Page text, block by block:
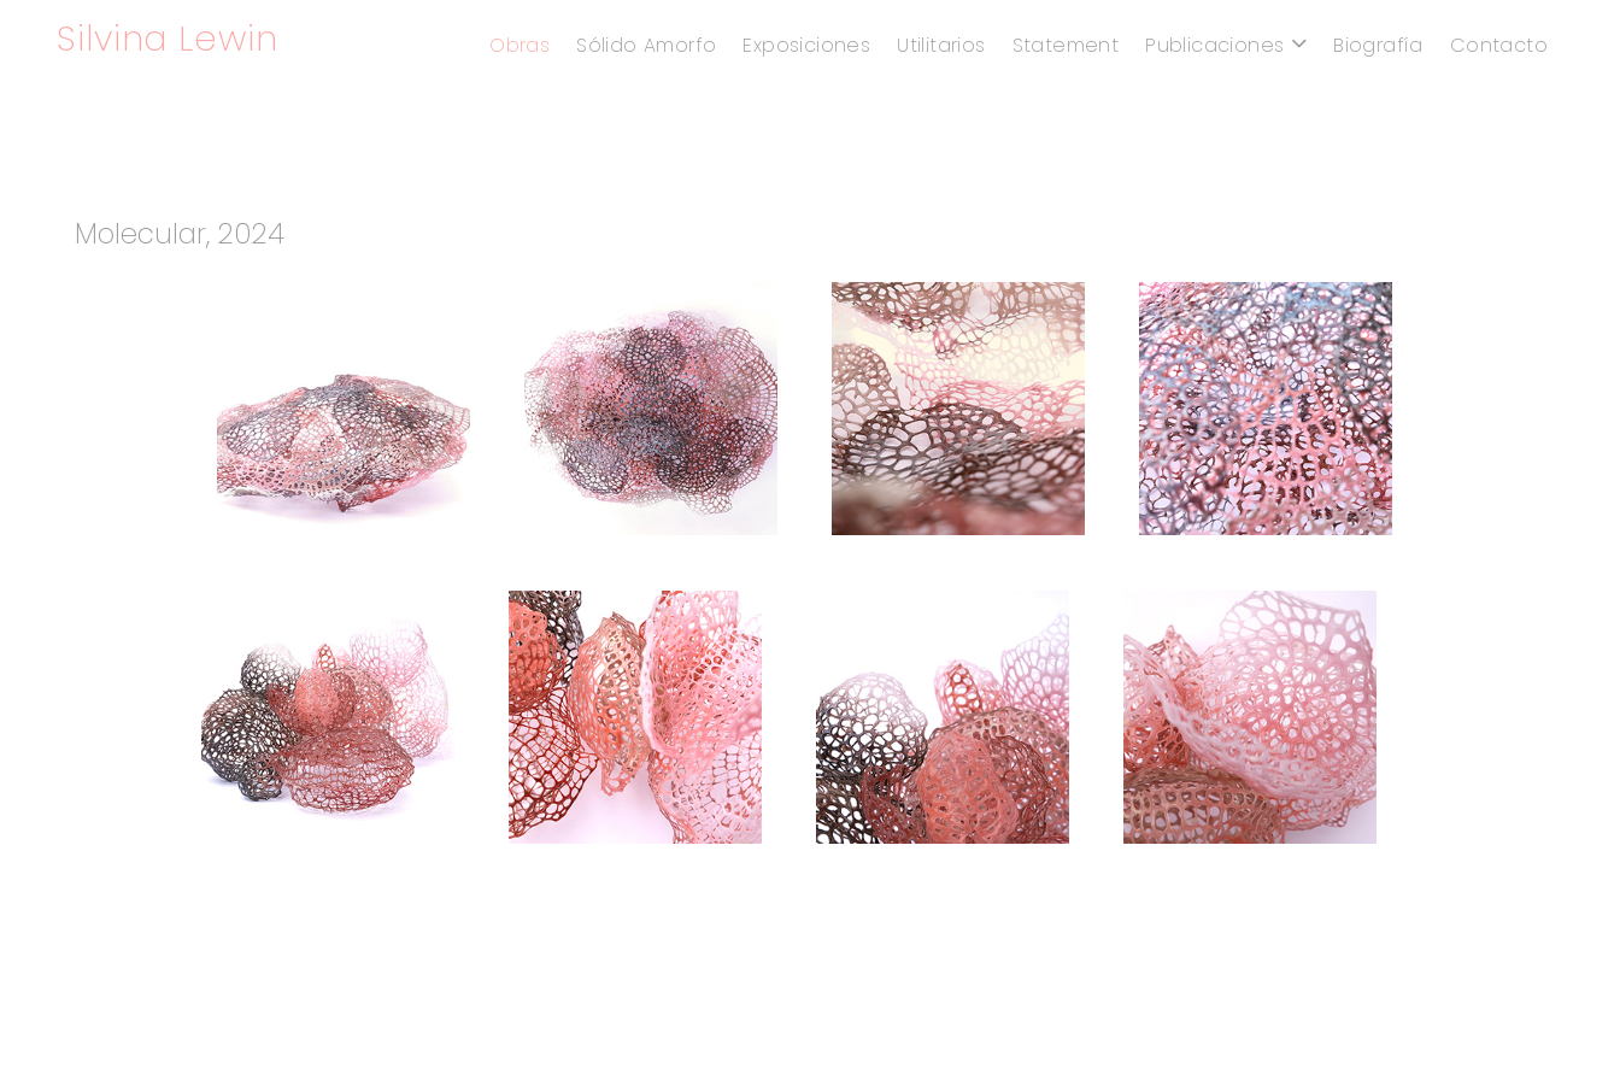
Silvina Lewin Obras Sólido Amorfo Exposiciones Utilitarios Statement Publicaciones Biografía Contacto
Molecular, 2024